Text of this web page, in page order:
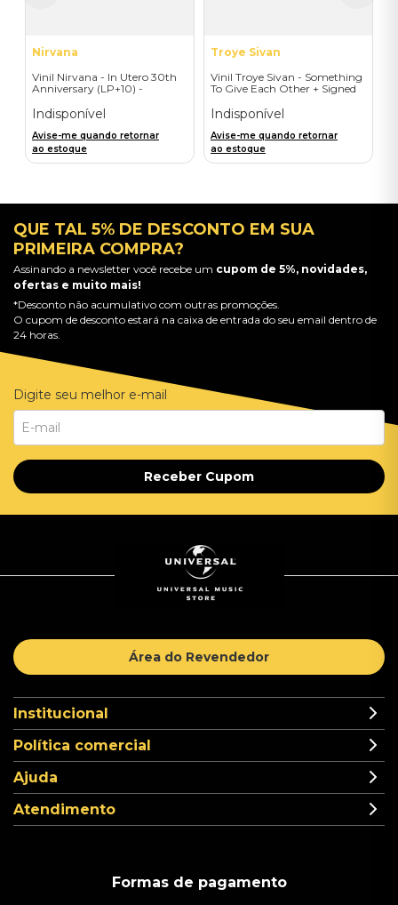
Nirvana
Vinil Nirvana - In Utero 30th
Anniversary (LP+10) -
Indisponível
Avise-me quando retornar
ao estoque
Troye Sivan
Vinil Troye Sivan - Something
To Give Each Other + Signed
Indisponível
Avise-me quando retornar
ao estoque
QUE TAL 5% DE DESCONTO EM SUA
PRIMEIRA COMPRA?
Assinando a newsletter você recebe um cupom de 5%, novidades,
ofertas e muito mais!
*Desconto não acumulativo com outras promoções.
O cupom de desconto estará na caixa de entrada do seu email dentro de
24 horas.
Digite seu melhor e-mail
Receber Cupom
Área do Revendedor
Institucional
Política comercial
Ajuda
Atendimento
Formas de pagamento